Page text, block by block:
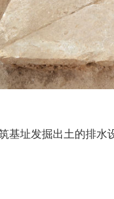
基址发掘出土的排